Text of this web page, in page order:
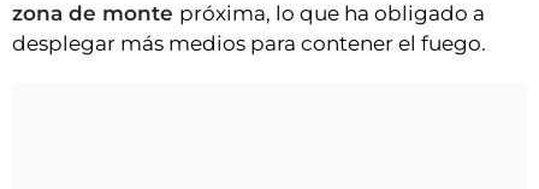
zona de monte próxima, lo que ha obligado a
desplegar más medios para contener el fuego.